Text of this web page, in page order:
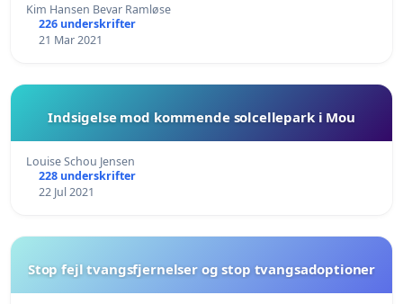
Kim Hansen Bevar Ramløse
226 underskrifter
21 Mar 2021
Indsigelse mod kommende solcellepark i Mou
Louise Schou Jensen
228 underskrifter
22 Jul 2021
Stop fejl tvangsfjernelser og stop tvangsadoptioner